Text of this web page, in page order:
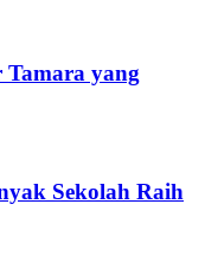
Tamara yang
Sekolah Raih